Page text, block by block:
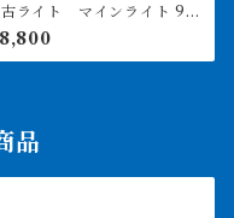
古ライト マインライト 90
美品 引き取り限定
品